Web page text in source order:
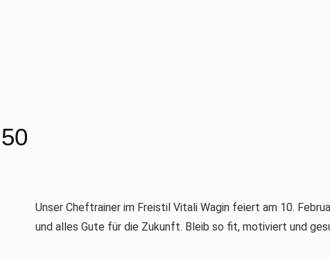
Unser Cheftrainer im Freistil Vitali Wagin feiert am 10.
und alles Gute für die Zukunft. Bleib so fit, motiviert und